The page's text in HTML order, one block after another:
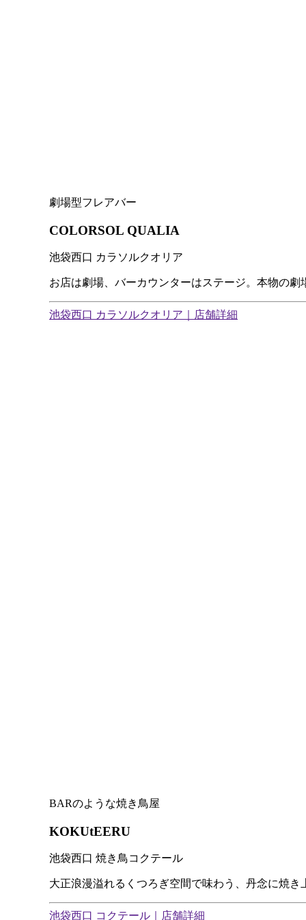
劇場型フレアバー
COLORSOL QUALIA
池袋西口 カラソルクオリア
お店は劇場、バーカウンターはステージ。本物の劇
池袋西口 カラソルクオリア｜店舗詳細
BARのような焼き鳥屋
KOKUtEERU
池袋西口 焼き鳥コクテール
大正浪漫溢れるくつろぎ空間で味わう、丹念に焼き
池袋西口 コクテール｜店舗詳細